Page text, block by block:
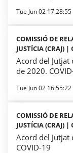
Tue Jun 02 17:28:55
COMISSIÓ DE
JUSTÍCIA (CRAJ) |
Acord del Jutjat
de 2020.
Tue Jun 02 16:55:22
COMISSIÓ DE
JUSTÍCIA (CRAJ) |
Acord del Jutjat
COVID-19